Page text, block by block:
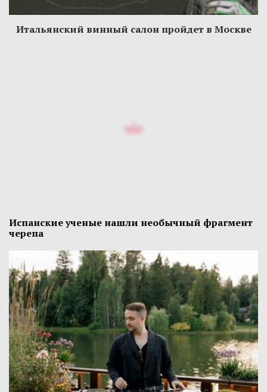
Итальянский винный салон пройдет в Москве
Испанские ученые нашли необычный фрагмент
черепа